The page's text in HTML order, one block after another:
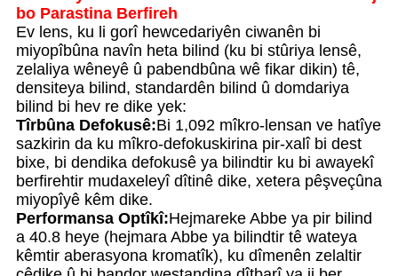
bo Parastina Berfireh
Ev lens, ku li gorî hewcedariyên ciwanên bi
miyopîbûna navîn heta bilind (ku bi stûriya lensê,
zelaliya wêneyê û pabendbûna wê fikar dikin) tê,
densiteya bilind, standardên bilind û domdariya
bilind bi hev re dike yek:
Tîrbûna Defokusê:Bi 1,092 mîkro-lensan ve hatîye
sazkirin da ku mîkro-defokuskirina pir-xalî bi dest
bixe, bi dendika defokusê ya bilindtir ku bi awayekî
berfirehtir mudaxeleyî dîtinê dike, xetera pêşveçûna
miyopîyê kêm dike.
Performansa Optîkî:Hejmareke Abbe ya pir bilind
a 40.8 heye (hejmara Abbe ya bilindtir tê wateya
kêmtir aberasyona kromatîk), ku dîmenên zelaltir